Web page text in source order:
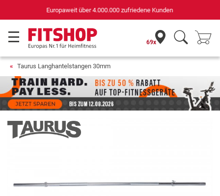
für Sportgeräte (n-tv+DISQ 2016-2024)
69x
Taurus Langhantelstangen 30mm